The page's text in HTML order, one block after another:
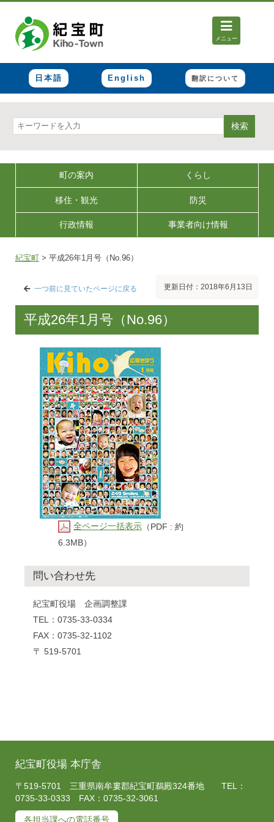
メニュー
日本語 English 翻訳について
検索
町の案内 くらし
移住・観光 防災
行政情報 事業者向け情報
紀宝町 > 平成26年1月号（No.96）
一つ前に見ていたページに戻る 更新日付：2018年6月13日
平成26年1月号（No.96）
全ページ一括表示 （PDF : 約
6.3MB）
問い合わせ先
紀宝町役場 企画調整課
TEL：0735-33-0334
FAX：0735-32-1102
〒 519-5701
紀宝町役場 本庁舎
〒519-5701 三重県南牟婁郡紀宝町鵜殿324番地 TEL：
0735-33-0333 FAX：0735-32-3061
各担当課への電話番号